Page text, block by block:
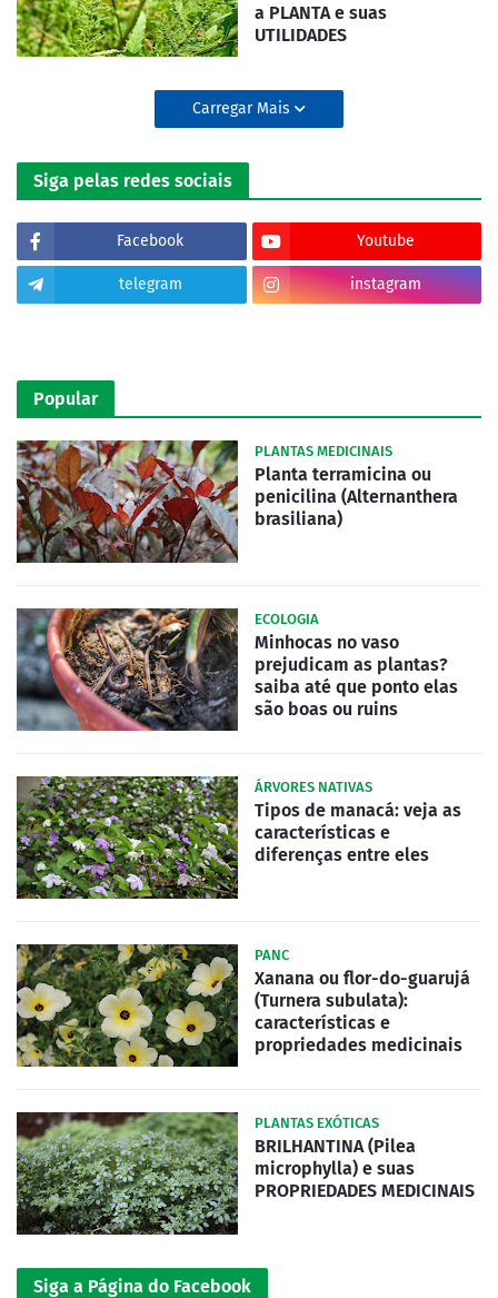
a PLANTA e suas
UTILIDADES
Carregar Mais
Siga pelas redes sociais
Facebook Youtube
telegram instagram
Popular
PLANTAS MEDICINAIS
Planta terramicina ou
penicilina (Alternanthera
brasiliana)
ECOLOGIA
Minhocas no vaso
prejudicam as plantas?
saiba até que ponto elas
são boas ou ruins
ÁRVORES NATIVAS
Tipos de manacá: veja as
características e
diferenças entre eles
PANC
Xanana ou flor-do-guarujá
(Turnera subulata):
características e
propriedades medicinais
PLANTAS EXÓTICAS
BRILHANTINA (Pilea
microphylla) e suas
PROPRIEDADES MEDICINAIS
Siga a Página do Facebook